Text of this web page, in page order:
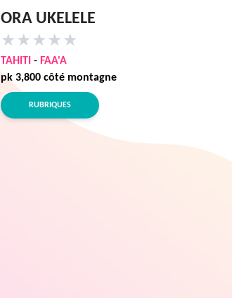
ORA UKELELE
★ ★ ★ ★ ★
TAHITI - FAA'A
pk 3,800 côté montagne
RUBRIQUES